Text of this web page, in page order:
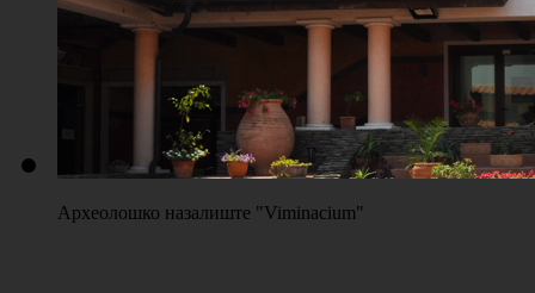
Археолошко назалиште "Viminacium"